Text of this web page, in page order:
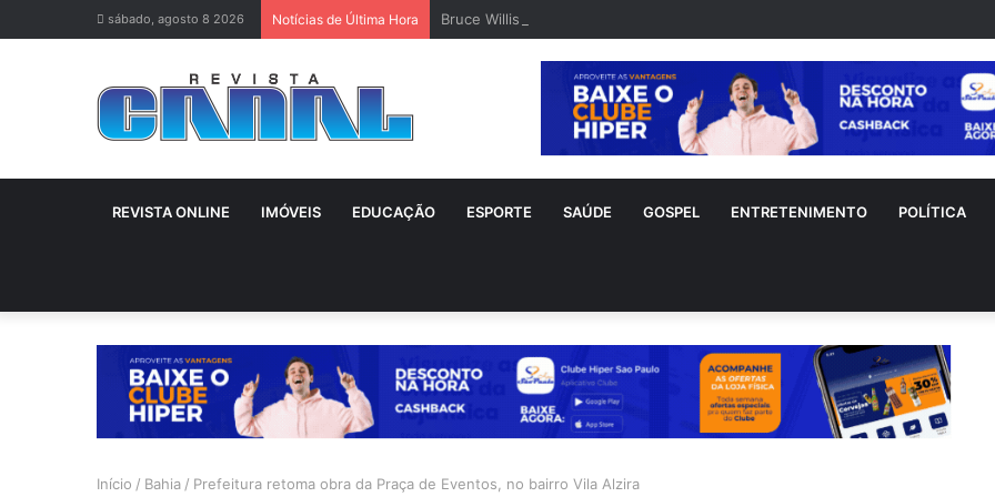
sábado, agosto 8 2026 Notícias de Última Hora Bruce Willis é visto em rara aparição após diagnóstico de demência
REVISTA ONLINE IMÓVEIS EDUCAÇÃO ESPORTE SAÚDE GOSPEL ENTRETENIMENTO POLÍTICA
Início / Bahia / Prefeitura retoma obra da Praça de Eventos, no bairro Vila Alzira